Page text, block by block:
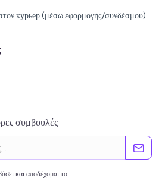
курьер (μέσω εφαρμογής/συνδέσμου)
συμβουλές
και αποδέχομαι το